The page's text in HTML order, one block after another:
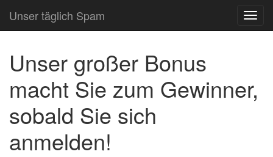
Unser täglich Spam
Unser großer Bonus
macht Sie zum Gewinner,
sobald Sie sich
anmelden!